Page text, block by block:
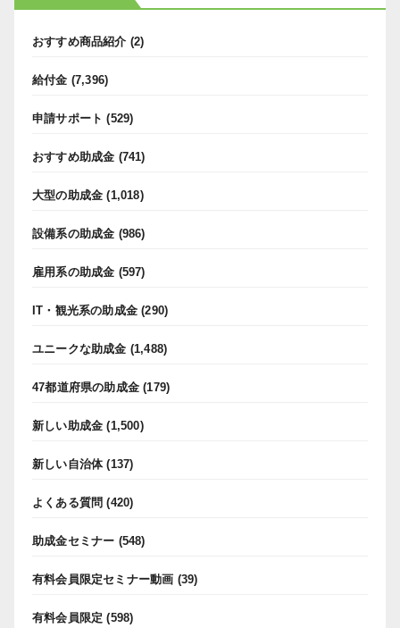
おすすめ商品紹介 (2)
給付金 (7,396)
申請サポート (529)
おすすめ助成金 (741)
大型の助成金 (1,018)
設備系の助成金 (986)
雇用系の助成金 (597)
IT・観光系の助成金 (290)
ユニークな助成金 (1,488)
47都道府県の助成金 (179)
新しい助成金 (1,500)
新しい自治体(137)
よくある質問 (420)
助成金セミナー (548)
有料会員限定セミナー動画 (39)
有料会員限定 (598)